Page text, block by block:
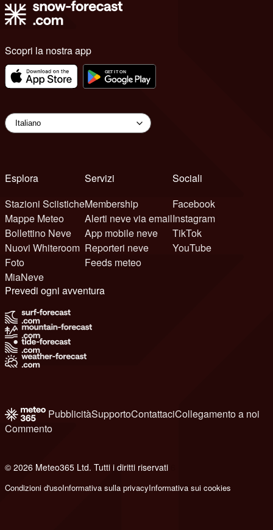
Scopri la nostra app
Esplora
Stazioni Sciistiche
Mappe Meteo
Bollettino Neve
Nuovi Whiteroom
Foto
MiaNeve
Servizi
Membership
Alerti neve via email
App mobile neve
Reporteri neve
Feeds meteo
Sociali
Facebook
Instagram
TikTok
YouTube
Prevedi ogni avventura
PubblicitàSupportoContattaciCollegamento a noi
Commento
© 2026 Meteo365 Ltd. Tutti i diritti riservati
Condizioni d'usoInformativa sulla privacyInformativa sui cookies